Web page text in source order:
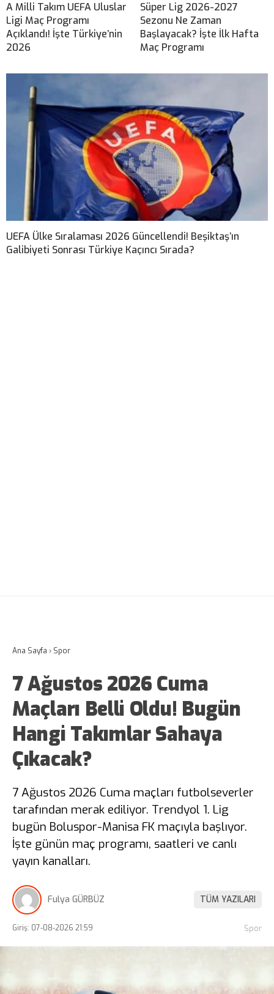
A Milli Takım UEFA Uluslar
Ligi Maç Programı
Açıklandı! İşte Türkiye’nin
2026
Süper Lig 2026-2027
Sezonu Ne Zaman
Başlayacak? İşte İlk Hafta
Maç Programı
UEFA Ülke Sıralaması 2026 Güncellendi! Beşiktaş’ın
Galibiyeti Sonrası Türkiye Kaçıncı Sırada?
Ana Sayfa › Spor
7 Ağustos 2026 Cuma
Maçları Belli Oldu! Bugün
Hangi Takımlar Sahaya
Çıkacak?
7 Ağustos 2026 Cuma maçları futbolseverler
tarafından merak ediliyor. Trendyol 1. Lig
bugün Boluspor-Manisa FK maçıyla başlıyor.
İşte günün maç programı, saatleri ve canlı
yayın kanalları.
Fulya GÜRBÜZ TÜM YAZILARI
Giriş: 07-08-2026 21:59 Spor